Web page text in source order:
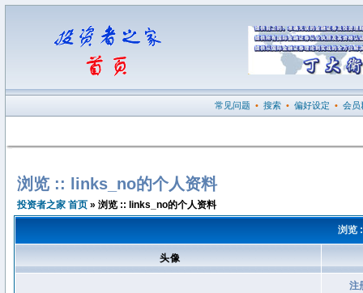
常见问题 • 搜索 • 偏好设定 • 会员
浏览 :: links_no的个人资料
投资者之家 首页 » 浏览 :: links_no的个人资料
浏览
头像
注